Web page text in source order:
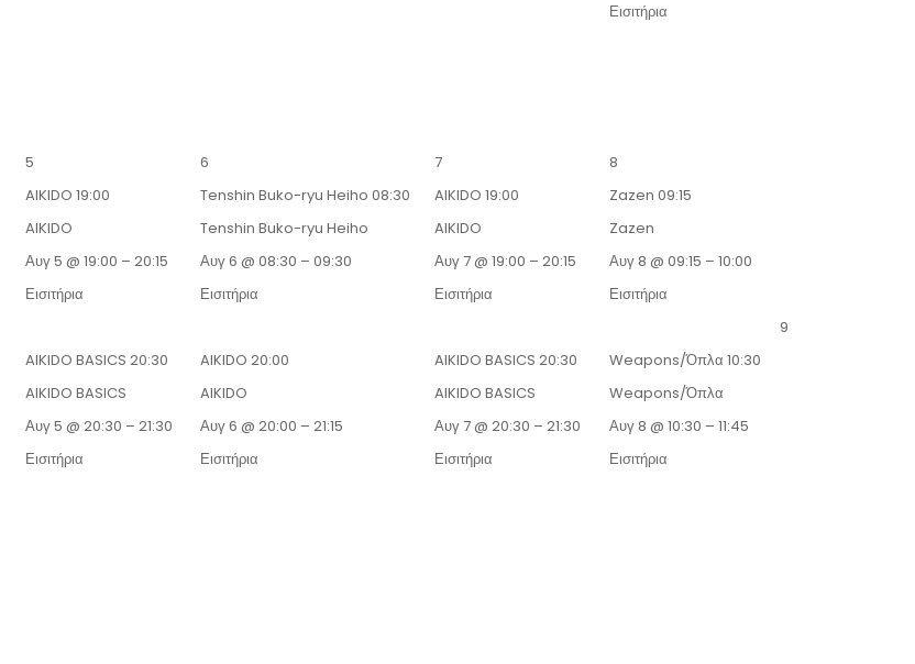
Εισιτήρια
5
AIKIDO 19:00
AIKIDO
Αυγ 5 @ 19:00 – 20:15
Εισιτήρια
AIKIDO BASICS 20:30
AIKIDO BASICS
Αυγ 5 @ 20:30 – 21:30
Εισιτήρια
6
Tenshin Buko-ryu Heiho 08:30
Tenshin Buko-ryu Heiho
Αυγ 6 @ 08:30 – 09:30
Εισιτήρια
AIKIDO 20:00
AIKIDO
Αυγ 6 @ 20:00 – 21:15
Εισιτήρια
7
AIKIDO 19:00
AIKIDO
Αυγ 7 @ 19:00 – 20:15
Εισιτήρια
AIKIDO BASICS 20:30
AIKIDO BASICS
Αυγ 7 @ 20:30 – 21:30
Εισιτήρια
8
Zazen 09:15
Zazen
Αυγ 8 @ 09:15 – 10:00
Εισιτήρια
Weapons/Όπλα 10:30
Weapons/Όπλα
Αυγ 8 @ 10:30 – 11:45
Εισιτήρια
9